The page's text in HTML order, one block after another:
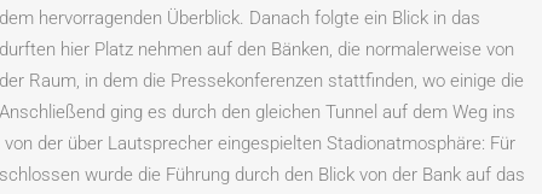
hervorragenden Überblick. Danach folgte ein Blick in das
hier Platz nehmen auf den Bänken, die normalerweise von
Raum, in dem die Pressekonferenzen stattfinden, wo einige die
ging es durch den gleichen Tunnel auf dem Weg ins
der über Lautsprecher eingespielten Stadionatmosphäre: Für
wurde die Führung durch den Blick von der Bank auf das